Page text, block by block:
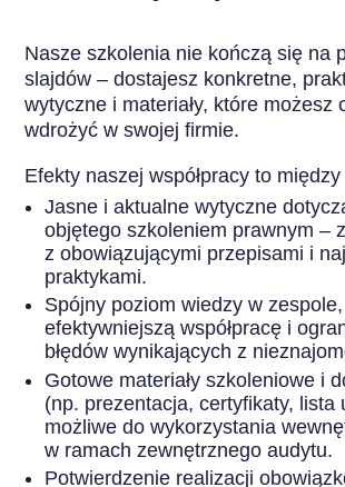
Nasze szkolenia nie kończą się na
slajdów – dostajesz konkretne,
wytyczne i materiały, które możesz
wdrożyć w swojej firmie.
Efekty naszej współpracy to
Jasne i aktualne wytyczne
objętego szkoleniem prawnym –
z obowiązującymi przepisami i
praktykami.
Spójny poziom wiedzy w
efektywniejszą współpracę i
błędów wynikających z
Gotowe materiały szkoleniowe i
(np. prezentacja, certyfikaty, lista
możliwe do wykorzystania
w ramach zewnętrznego audytu.
Potwierdzenie realizacji